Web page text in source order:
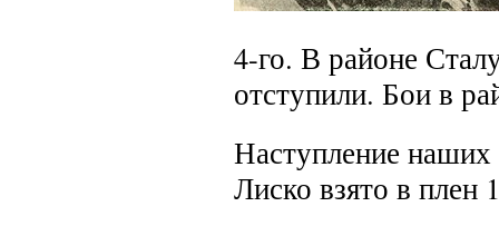
4-го. В районе
отступили. Бои в
Наступление
Лиско взято в плен